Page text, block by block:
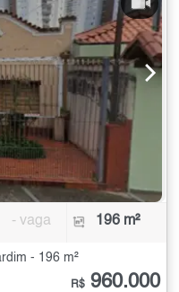
- vaga 196 m²
- 196 m²
R$ 960.000